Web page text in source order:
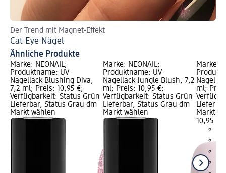
Der Trend mit Magnet-Effekt
Cat-Eye-Nägel
Ähnliche Produkte
Marke: NÉONAIL;
Produktname: UV
Nagellack Blushing Diva,
7,2 ml; Preis: 10,95 €;
Verfügbarkeit: Status Grün
Lieferbar, Status Grau dm
Markt wählen
Marke: NÉONAIL;
Produktname: UV
Nagellack Jungle Blush, 7,2
ml; Preis: 10,95 €;
Verfügbarkeit: Status Grün
Lieferbar, Status Grau dm
Markt wählen
Marke:
ml;
Markt
10,95 €